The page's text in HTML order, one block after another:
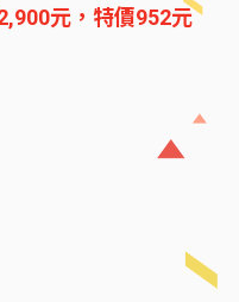
元，特價952元